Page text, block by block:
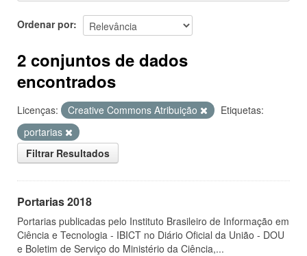
Ordenar por
2 conjuntos de dados
encontrados
Licenças: Creative Commons Atribuição
Etiquetas:
portarias
Filtrar Resultados
Portarias 2018
Portarias publicadas pelo Instituto Brasileiro de Informação em
Ciência e Tecnologia - IBICT no Diário Oficial da União - DOU
e Boletim de Serviço do Ministério da Ciência,...